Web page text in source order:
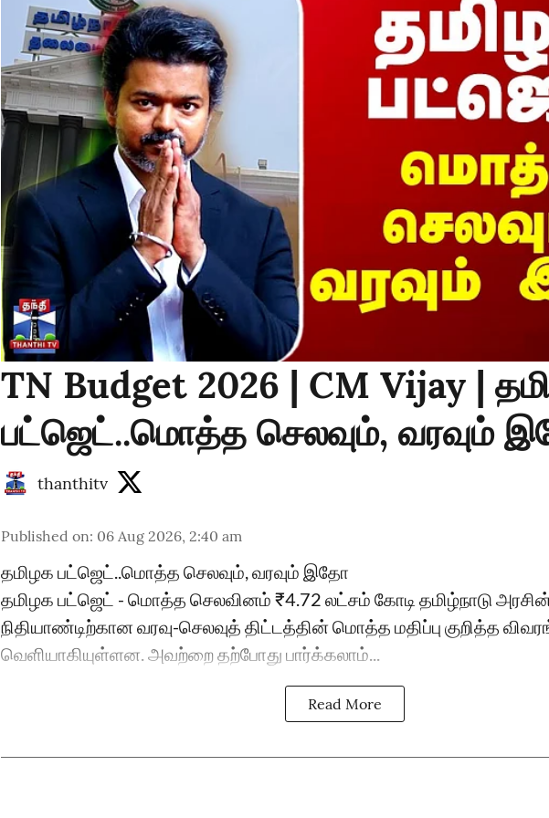
TN Budget 2026 | CM Vijay |
பட்ஜெட்..மொத்த செலவும், வரவும்
thanthitv
Published on: 06 Aug 2026, 2:40 am
தமிழக பட்ஜெட்..மொத்த செலவும், வரவும் இதோ
தமிழக பட்ஜெட் - மொத்த செலவினம் ₹4.72 லட்சம் கோடி தமிழ்நாடு
நிதியாண்டிற்கான வரவு-செலவுத் திட்டத்தின் மொத்த மதிப்பு குறித்த
வெளியாகியுள்ளன. அவற்றை தற்போது பார்க்கலாம்...
Read More